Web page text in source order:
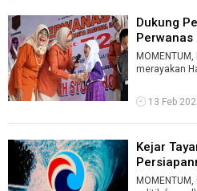
Dukung
Perwanas
Telur ...
merayakan
(Perwanas)
13 Feb
Kejar